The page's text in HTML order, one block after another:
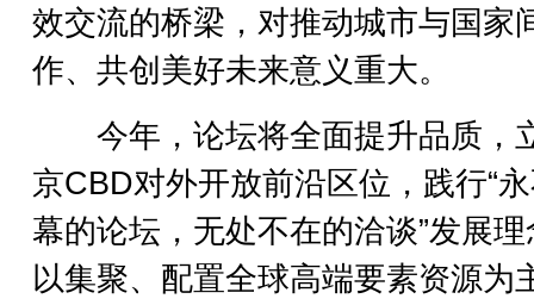
效交流的桥梁，对推动城市与国家
作、共创美好未来意义重大。
今年，论坛将全面提升品质，
京CBD对外开放前沿区位，践行“
幕的论坛，无处不在的洽谈”发展
以集聚、配置全球高端要素资源为